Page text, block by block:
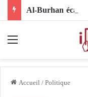
Accueil/Politique